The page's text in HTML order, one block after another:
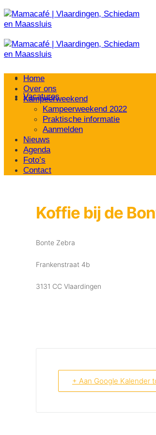
Ga
naar
inhoud
Vacatures
Home
Over ons
Kampeerweekend
Kampeerweekend 2022
Praktische informatie
Aanmelden
Nieuws
Agenda
Foto’s
Contact
Koffie bij de
Bonte Zebra
Frankenstraat 4b
3131 CC Vlaardingen
+ Aan Google Kalender